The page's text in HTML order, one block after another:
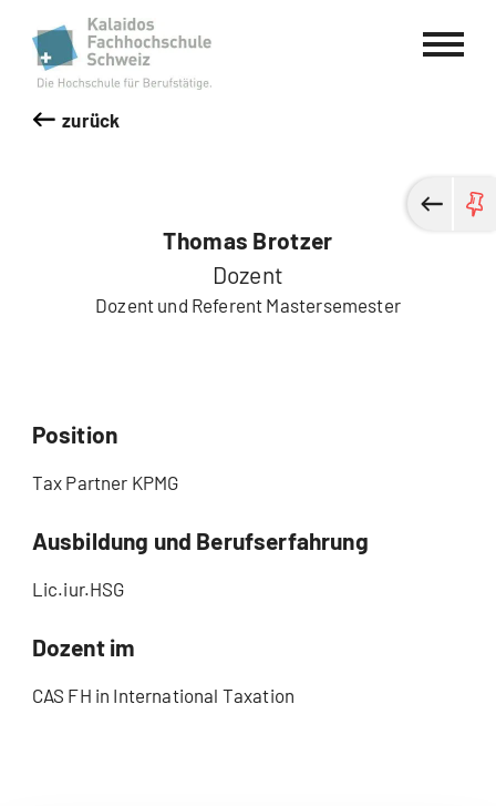
Kalaidos Fachhochschule Schweiz
zurück
Thomas Brotzer
Dozent
Dozent und Referent Mastersemester
Position
Tax Partner KPMG
Ausbildung und Berufserfahrung
Lic.iur.HSG
Dozent im
CAS FH in International Taxation